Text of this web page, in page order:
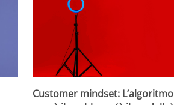
Customer mindset: L’algoritmo